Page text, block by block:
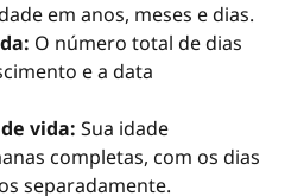
em anos, meses e dias.
O número total de dias
e a data
vida: Sua idade
completas, com os dias
separadamente.